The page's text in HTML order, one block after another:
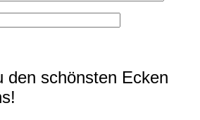
den schönsten Ecken